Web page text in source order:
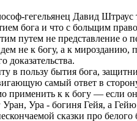
гегельянец Давид Штраус
бога и что с больщим
путем не представление
не к 6oгу, a к мирозданию,
доказательства.
в пользу бытия бога,
самый ответ в
применить к к богу — если
Уран, Ура - богиня Гейя, а
сказки про белого